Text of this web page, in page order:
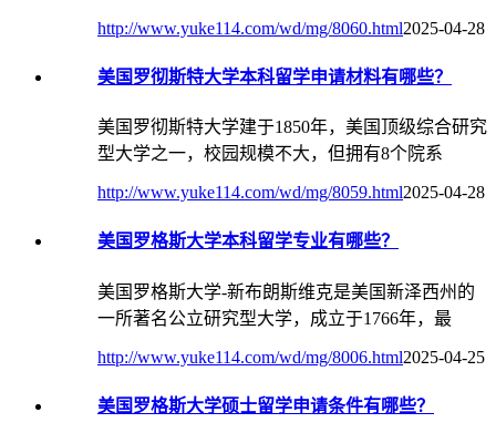
http://www.yuke114.com/wd/mg/8060.html2025-04-28
美国罗彻斯特大学本科留学申请材料有哪些？
美国罗彻斯特大学建于1850年，美国顶级综合研究
型大学之一，校园规模不大，但拥有8个院系
http://www.yuke114.com/wd/mg/8059.html2025-04-28
美国罗格斯大学本科留学专业有哪些？
美国罗格斯大学-新布朗斯维克是美国新泽西州的
一所著名公立研究型大学，成立于1766年，最
http://www.yuke114.com/wd/mg/8006.html2025-04-25
美国罗格斯大学硕士留学申请条件有哪些？